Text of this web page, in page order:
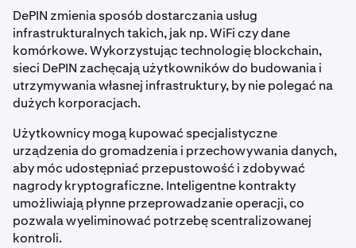
DePIN zmienia sposób dostarczania usług
infrastrukturalnych takich, jak np. WiFi czy dane
komórkowe. Wykorzystując technologię blockchain,
sieci DePIN zachęcają użytkowników do budowania i
utrzymywania własnej infrastruktury, by nie polegać na
dużych korporacjach.
Użytkownicy mogą kupować specjalistyczne
urządzenia do gromadzenia i przechowywania danych,
aby móc udostępniać przepustowość i zdobywać
nagrody kryptograficzne. Inteligentne kontrakty
umożliwiają płynne przeprowadzanie operacji, co
pozwala wyeliminować potrzebę scentralizowanej
kontroli.